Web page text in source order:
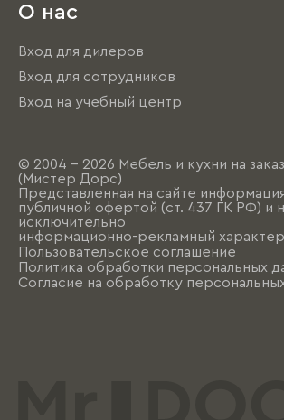
О нас
Вход для дилеров
Вход для сотрудников
Вход на учебный центр
© 2004 - 2026 Мебель и кухни на
(Мистер Дорс)
Представленная на сайте
публичной офертой (ст. 437 ГК РФ) и
исключительно
информационно-рекламный
Пользовательское соглашение
Политика обработки персональных
Согласие на обработку